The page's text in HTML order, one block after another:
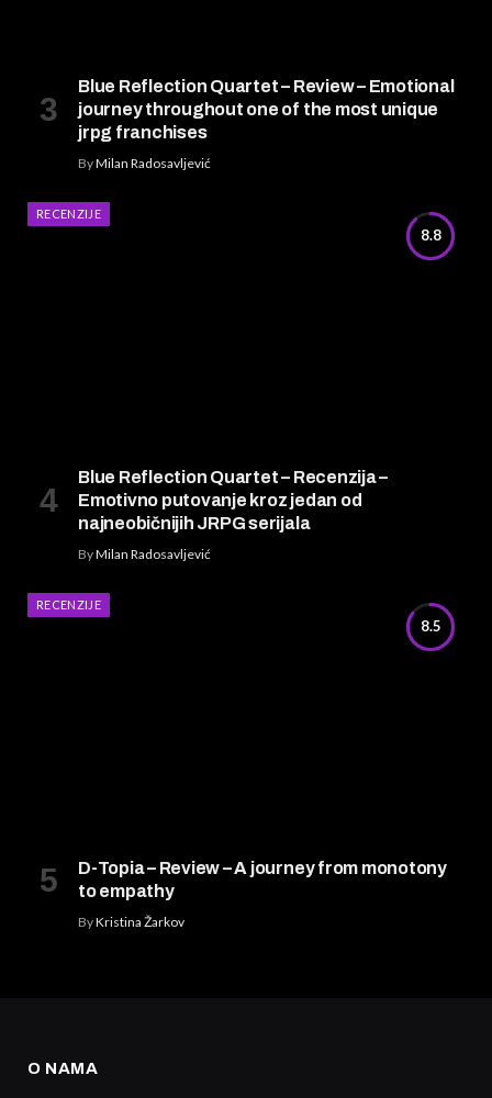
Blue Reflection Quartet – Review – Emotional
journey throughout one of the most unique
jrpg franchises
ByMilan Radosavljević
8.8
RECENZIJE
Blue Reflection Quartet – Recenzija –
Emotivno putovanje kroz jedan od
najneobičnijih JRPG serijala
ByMilan Radosavljević
8.5
RECENZIJE
D-Topia – Review – A journey from monotony
to empathy
ByKristina Žarkov
O NAMA